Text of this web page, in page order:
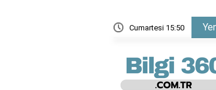
Cumartesi 15:50